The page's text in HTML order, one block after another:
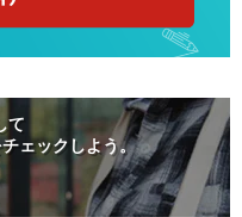
て
ェックしよう。